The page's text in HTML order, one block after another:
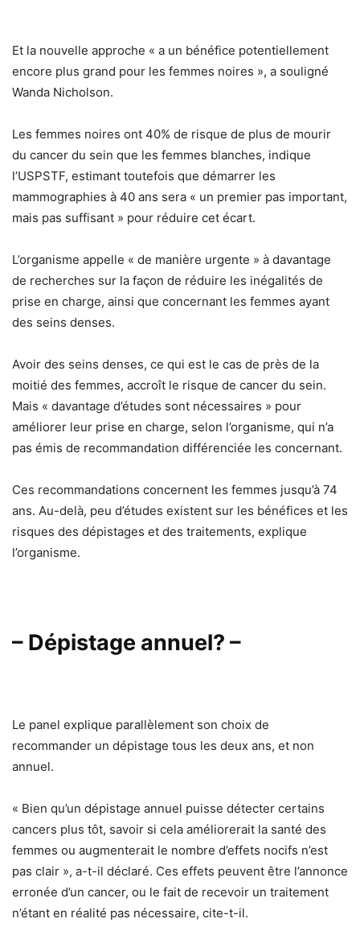
Et la nouvelle approche « a un bénéfice potentiellement
encore plus grand pour les femmes noires », a souligné
Wanda Nicholson.
Les femmes noires ont 40% de risque de plus de mourir
du cancer du sein que les femmes blanches, indique
l’USPSTF, estimant toutefois que démarrer les
mammographies à 40 ans sera « un premier pas important,
mais pas suffisant » pour réduire cet écart.
L’organisme appelle « de manière urgente » à davantage
de recherches sur la façon de réduire les inégalités de
prise en charge, ainsi que concernant les femmes ayant
des seins denses.
Avoir des seins denses, ce qui est le cas de près de la
moitié des femmes, accroît le risque de cancer du sein.
Mais « davantage d’études sont nécessaires » pour
améliorer leur prise en charge, selon l’organisme, qui n’a
pas émis de recommandation différenciée les concernant.
Ces recommandations concernent les femmes jusqu’à 74
ans. Au-delà, peu d’études existent sur les bénéfices et les
risques des dépistages et des traitements, explique
l’organisme.
– Dépistage annuel? –
Le panel explique parallèlement son choix de
recommander un dépistage tous les deux ans, et non
annuel.
« Bien qu’un dépistage annuel puisse détecter certains
cancers plus tôt, savoir si cela améliorerait la santé des
femmes ou augmenterait le nombre d’effets nocifs n’est
pas clair », a-t-il déclaré. Ces effets peuvent être l’annonce
erronée d’un cancer, ou le fait de recevoir un traitement
n’étant en réalité pas nécessaire, cite-t-il.